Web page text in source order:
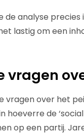
de analyse
lastig om een
vragen
vragen over het
hoeverre de
op een partij.